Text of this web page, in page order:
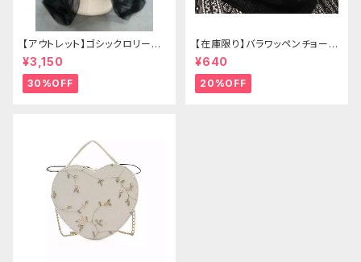
【アウトレット】ゴシックロリータ
ゴールドクラウン＆ホーン(ヴェ
ール付き)
¥3,150
30%OFF
【在庫限り】バラワッペンチョーカ
ー
¥640
20%OFF